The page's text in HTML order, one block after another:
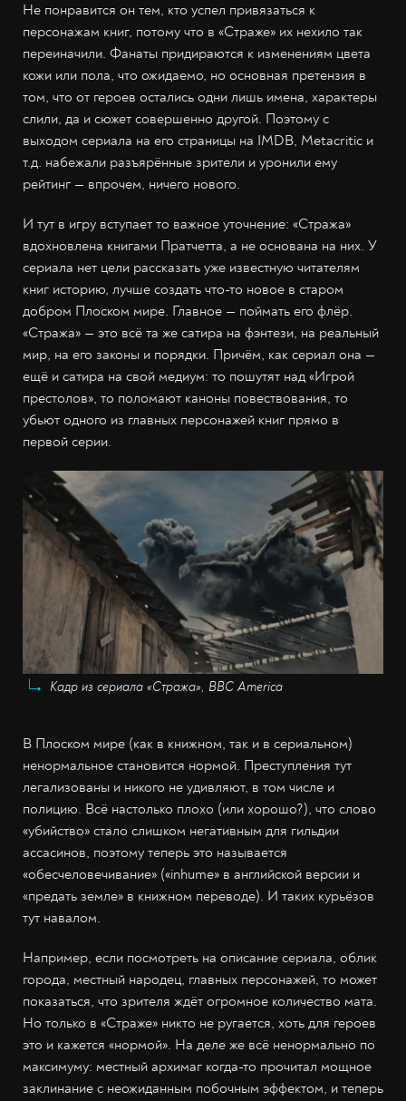
Не понравится он тем, кто успел привязаться к
персонажам книг, потому что в «Страже» их нехило так
переиначили. Фанаты придираются к изменениям цвета
кожи или пола, что ожидаемо, но основная претензия в
том, что от героев остались одни лишь имена, характеры
слили, да и сюжет совершенно другой. Поэтому с
выходом сериала на его страницы на IMDB, Metacritic и
т.д. набежали разъярённые зрители и уронили ему
рейтинг — впрочем, ничего нового.
И тут в игру вступает то важное уточнение: «Стража»
вдохновлена книгами Пратчетта, а не основана на них. У
сериала нет цели рассказать уже известную читателям
книг историю, лучше создать что-то новое в старом
добром Плоском мире. Главное — поймать его флёр.
«Стража» — это всё та же сатира на фэнтези, на реальный
мир, на его законы и порядки. Причём, как сериал она —
ещё и сатира на свой медиум: то пошутят над «Игрой
престолов», то поломают каноны повествования, то
убьют одного из главных персонажей книг прямо в
первой серии.
Кадр из сериала «Стража», BBC America
В Плоском мире (как в книжном, так и в сериальном)
ненормальное становится нормой. Преступления тут
легализованы и никого не удивляют, в том числе и
полицию. Всё настолько плохо (или хорошо?), что слово
«убийство» стало слишком негативным для гильдии
ассасинов, поэтому теперь это называется
«обесчеловечивание» («inhume» в английской версии и
«предать земле» в книжном переводе). И таких курьёзов
тут навалом.
Например, если посмотреть на описание сериала, облик
города, местный народец, главных персонажей, то может
показаться, что зрителя ждёт огромное количество мата.
Но только в «Страже» никто не ругается, хоть для героев
это и кажется «нормой». На деле же всё ненормально по
максимуму: местный архимаг когда-то прочитал мощное
заклинание с неожиданным побочным эффектом, и теперь